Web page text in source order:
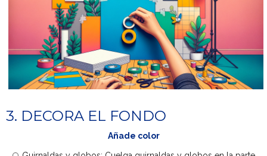
3. DECORA EL FONDO
Añade color